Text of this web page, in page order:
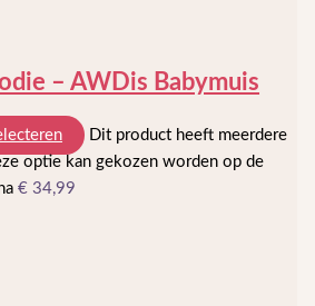
– AWDis Babymuis
Dit product heeft meerdere
optie kan gekozen worden op de
€ 34,99